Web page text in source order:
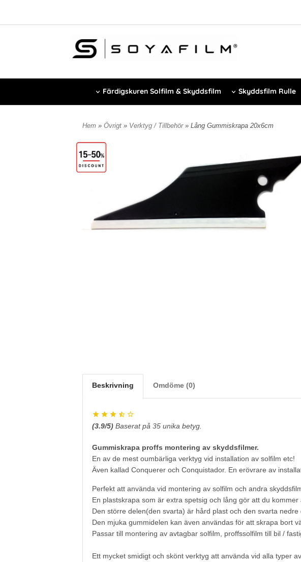
Färdigskuren Solfilm & Skyddsfilm Skyddsfilm Rulle
Hem » Övrigt » Verktyg / Tillbehör » Lång Gummiskrapa 20x6cm
Beskrivning Omdöme (0)
(3.9/5) Baserat på 35 unika betyg.
Gummiskrapa proffs montering av skyddsfilmer.
En av de mest oumbärliga verktyg vid installation av solfilm etc!
Även kallad Conquerer och Conquistador. En erövrare av
Perfekt att använda vid montering av solfilm och andra
En plastskrapa som är extra spetsig och lång gör att du
Den större delen(den svarta) är hård plast och den svarta nedre
Den mjuka gummidelen kan även användas för att skrapa bort
Passar till montering av avtagbar solfilm, proffssolfilm till bil /
Ett mycket smidigt och skönt verktyg att använda vid alla typer